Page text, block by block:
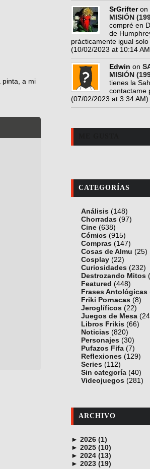
pinta, a mi
SrGrifteron
MISIÓN
compré en
de
prácticamente igual
(10/02/2023 at 10:14
Edwin on
MISIÓN
tienes la
contactame
(07/02/2023 at 3:34 AM)
CATEGORÍAS
Análisis (148)
Chorradas (97)
Cine (638)
Cómics (915)
Compras (147)
Cosas de Almu (25)
Cosplay (22)
Curiosidades (232)
Destrozando Mitos
Featured (448)
Frases Antológicas
Friki Pornacas (8)
Jeroglíficos (22)
Juegos de Mesa
Libros Frikis (66)
Noticias (820)
Personajes (30)
Pufazos Fifa (7)
Reflexiones (129)
Series (112)
Sin categoría (40)
Videojuegos (281)
ARCHIVO
► 2026 (1)
junio (1)
► 2025 (10)
noviembre (1)
octubre (1)
► 2024 (13)
diciembre (4)
► 2023 (19)